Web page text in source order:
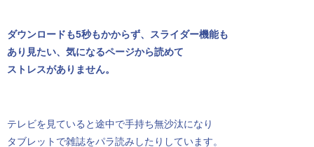
ダウンロードも5秒もかからず、スライダー機能も
あり見たい、気になるページから読めて
ストレスがありません。
テレビを見ていると途中で手持ち無沙汰になり
タブレットで雑誌をパラ読みしたりしています。